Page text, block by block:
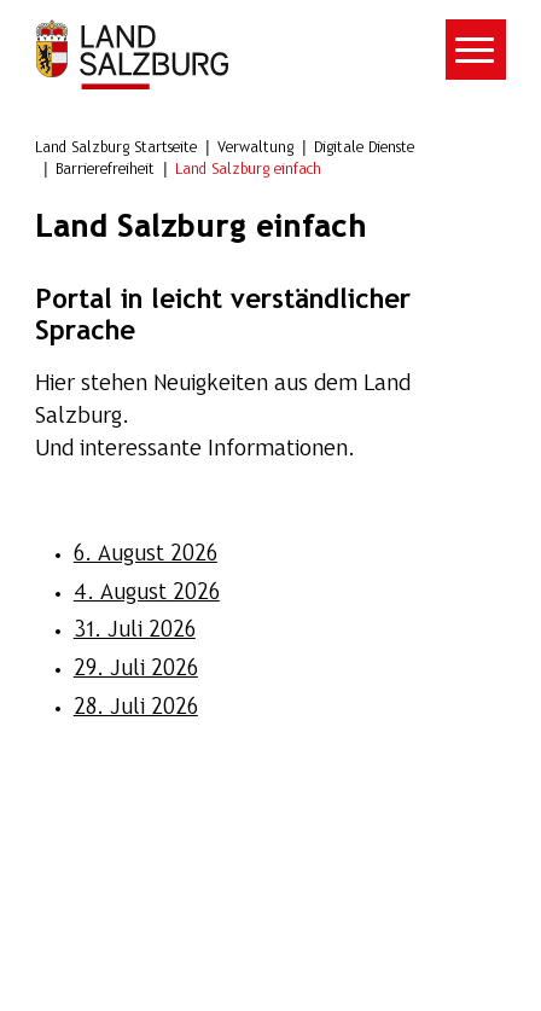
Zum Hauptinhalt springen
Land Salzburg Startseite Verwaltung
Digitale Dienste
Barrierefreiheit
Land Salzburg einfach
Land Salzburg einfach
Portal in leicht verständlicher
Sprache
Hier stehen Neuigkeiten aus dem Land
Salzburg.
Und interessante Informationen.
6. August 2026
4. August 2026
31. Juli 2026
29. Juli 2026
28. Juli 2026